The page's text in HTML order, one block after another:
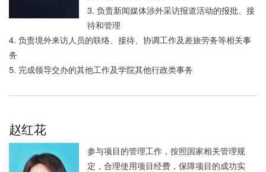
3. 负责新闻媒体涉外采访报道活动的报批、接
待和管理
4. 负责境外来访人员的联络、接待、协调工作及差旅劳务等相关事
务
5. 完成领导交办的其他工作及学院其他行政类事务
赵红花
参与项目的管理工作，按照国家相关管理规
定，合理使用项目经费，保障项目的成功实